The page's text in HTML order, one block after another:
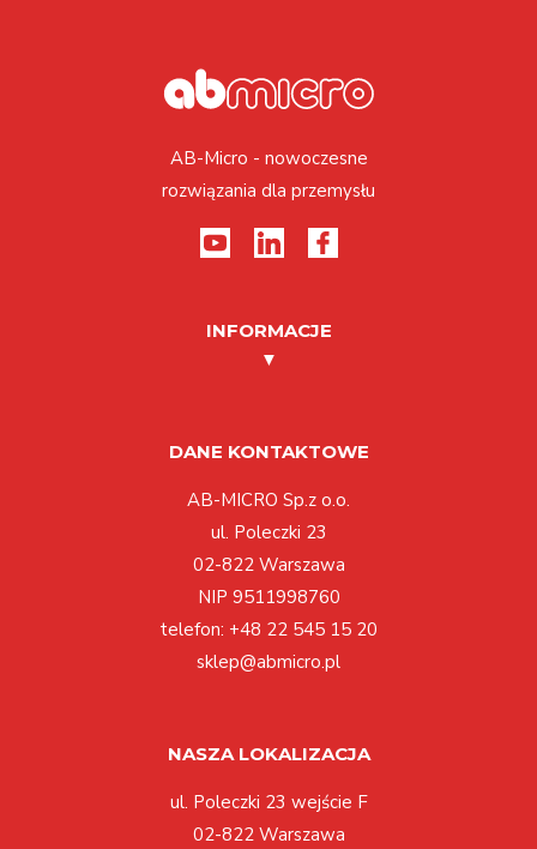
AB-Micro - nowoczesne
rozwiązania dla przemysłu
INFORMACJE
DANE KONTAKTOWE
AB-MICRO Sp.z o.o.
ul. Poleczki 23
02-822 Warszawa
NIP 9511998760
telefon: +48 22 545 15 20
sklep@abmicro.pl
NASZA LOKALIZACJA
ul. Poleczki 23 wejście F
02-822 Warszawa